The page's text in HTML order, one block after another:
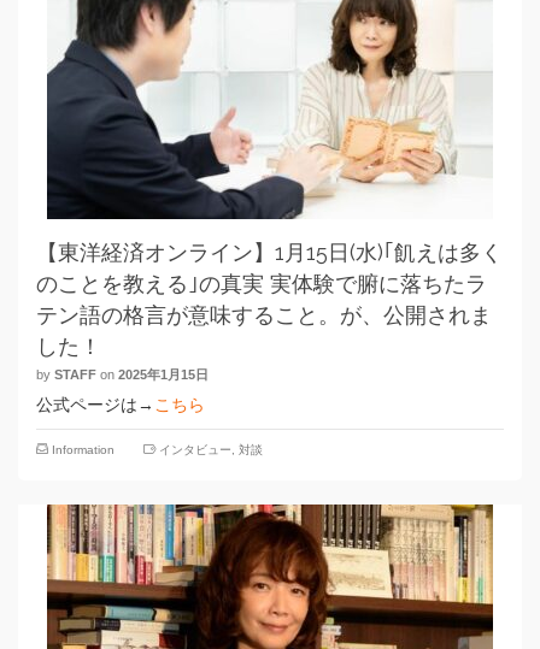
【東洋経済オンライン】1月15日(水)｢飢えは多く
のことを教える｣の真実 実体験で腑に落ちたラ
テン語の格言が意味すること。が、公開されま
した！
by STAFF on 2025年1月15日
公式ページは→ こちら
Information インタビュー 対談